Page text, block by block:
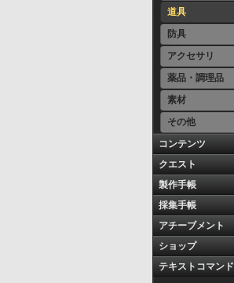
道具
防具
アクセサリ
薬品・調理品
素材
その他
コンテンツ
クエスト
製作手帳
採集手帳
アチーブメント
ショップ
テキストコマンド